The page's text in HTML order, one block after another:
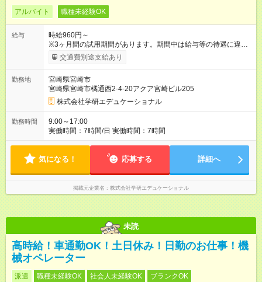
アルバイト 職種未経験OK
給与
時給960円～
※3ヶ月間の試用期間があります。期間中は給与等の待遇に違い
はありません。 【試用期間】試用期間あり 試用期間の長さ：3
ヶ月 雇用形態、給与は本採用時と同じです。
交通費別途支給あり
勤務地
宮崎県宮崎市
宮崎県宮崎市橘通西2-4-20アクア宮崎ビル205
株式会社学研エデュケーショナル
勤務時間
9:00～17:00
実働時間：7時間/日 実働時間：7時間
気になる！ 応募する 詳細へ
掲載元企業名 株式会社学研エデュケーショナル
未読
高時給！車通勤OK！土日休み！日勤のお仕事！機
械オペレーター
派遣 職種未経験OK 社会人未経験OK
ブランクOK